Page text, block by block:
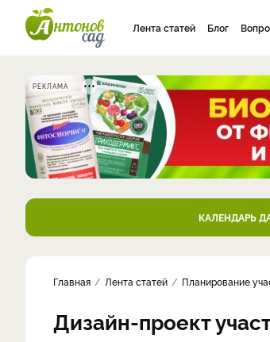
Лента статей Блог
РЕКЛАМА
КАЛЕНДАРЬ
Главная Лента статей Планирование
Дизайн-проект